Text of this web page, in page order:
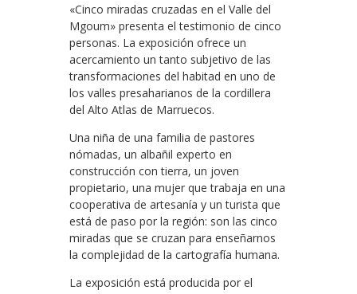
«Cinco miradas cruzadas en el Valle del
Mgoum» presenta el testimonio de cinco
personas. La exposición ofrece un
acercamiento un tanto subjetivo de las
transformaciones del habitad en uno de
los valles presaharianos de la cordillera
del Alto Atlas de Marruecos.
Una niña de una familia de pastores
nómadas, un albañil experto en
construcción con tierra, un joven
propietario, una mujer que trabaja en una
cooperativa de artesanía y un turista que
está de paso por la región: son las cinco
miradas que se cruzan para enseñarnos
la complejidad de la cartografía humana.
La exposición está producida por el